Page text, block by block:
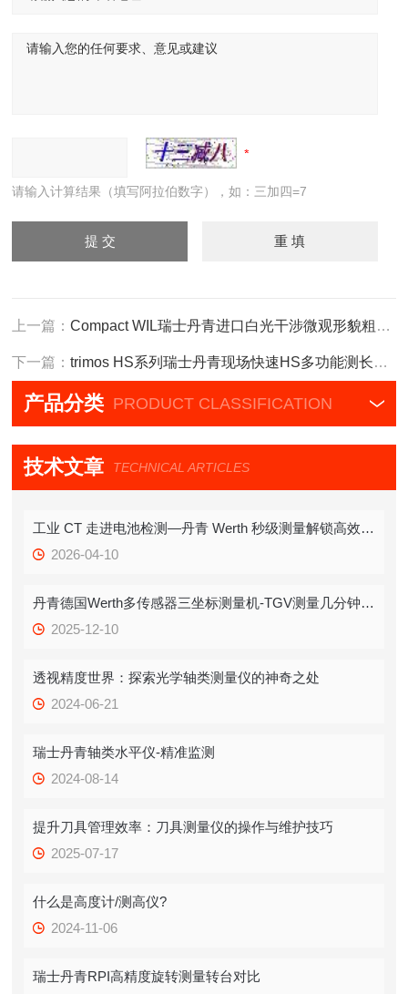
请输入计算结果（填写阿拉伯数字），如：三加四=7
上一篇：Compact WIL瑞士丹青进口白光干涉微观形貌粗糙度仪
下一篇：trimos HS系列瑞士丹青现场快速HS多功能测长机大小量具
产品分类 PRODUCT CLASSIFICATION
技术文章 TECHNICAL ARTICLES
工业 CT 走进电池检测—丹青 Werth 秒级测量解锁高效质检新方式
2026-04-10
丹青德国Werth多传感器三坐标测量机-TGV测量几分钟即可测量上百微孔
2025-12-10
透视精度世界：探索光学轴类测量仪的神奇之处
2024-06-21
瑞士丹青轴类水平仪-精准监测
2024-08-14
提升刀具管理效率：刀具测量仪的操作与维护技巧
2025-07-17
什么是高度计/测高仪?
2024-11-06
瑞士丹青RPI高精度旋转测量转台对比